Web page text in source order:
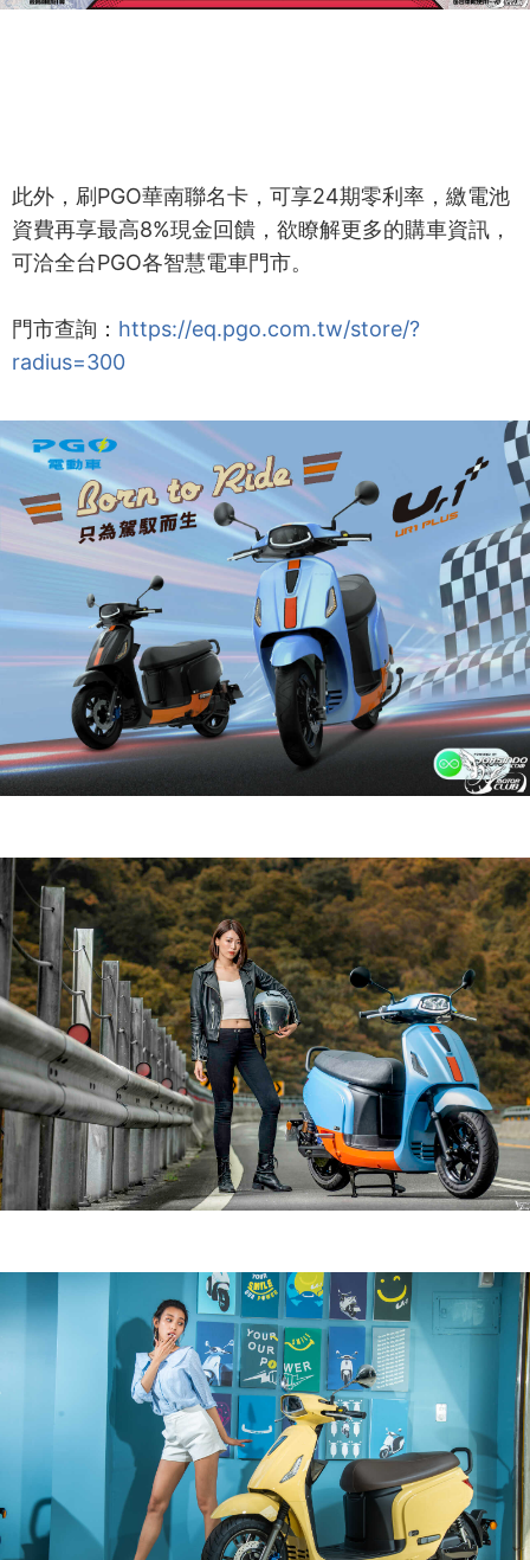
此外，刷PGO華南聯名卡，可享24期零利率，繳電池
資費再享最高8%現金回饋，欲瞭解更多的購車資訊，
可洽全台PGO各智慧電車門市。
門市查詢： https://eq.pgo.com.tw/store/?
radius=300